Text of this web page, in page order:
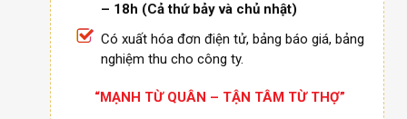
– 18h (Cả thứ bảy và chủ nhật)
Có xuất hóa đơn điện tử, bảng báo giá, bảng
nghiệm thu cho công ty.
“MẠNH TỪ QUÂN – TẬN TÂM TỪ THỢ”